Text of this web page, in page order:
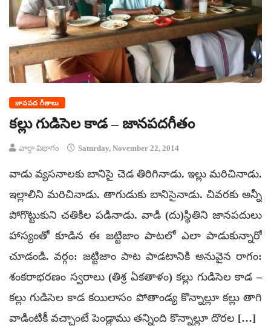
జానపద గీతాలు
కల్లు గుడిసెల కాడ – జానపదగీతం
వార్తా విభాగం Saturday, November 22, 2014
వాడు వ్యసనాలకు బానిసై చెడ తిరిగినాడు. ఇల్లు మరిచినాడు.
ఇల్లాలిని మరిచినాడు. తాగుడుకు బానిసైనాడు. చివరకు అన్నీ
పోగొట్టుకుని చతికిల పడినాడు. వాడి (దు)స్థితిని జానపదులు
హాస్యంతో కూడిన ఈ జట్టిజాం పాటలో ఎలా పాడుకున్నారో
చూడండి. వర్గం: జట్టిజాం పాట పాడటానికి అనువైన రాగం:
శంకరాభరణం స్వరాలు (తిశ్ర ఏకతాళం) కల్లు గుడిసెల కాడ –
కల్లు గుడిసెల కాడ కయిలాసం పోతాండ్య కొన్నాల్లూ కల్లు తాగి
వాడింటికీ వచ్చాంటే పెండ్లాము తన్నింది కొన్నాల్లూ దొరల […]